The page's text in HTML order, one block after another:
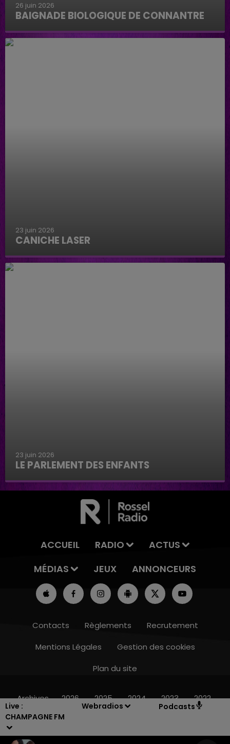
Live :
CHAMPAGNE FM
Webradios Podcasts
19h15 - 20h00
26 juin 2026
BAIGNADE BIOLOGIQUE DE CONNANTRE
Baignade biologique de Connantre
23 juin 2026
CANICHE LASER
Caniche Laser
23 juin 2026
LE PARLEMENT DES ENFANTS
Le parlement des enfants
ACCUEIL RADIO
ACTUS
MÉDIAS
JEUX ANNONCEURS
Contacts Règlements
Recrutement
Mentions Légales
Gestion des cookies
Plan du site
Archives 2026 2025 2024 2023 2022